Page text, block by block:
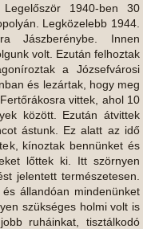
1940-ben 30
Legközelebb 1944.
Jászberénybe. Innen
volt. Ezután felhoztak
a Józsefvárosi
és lezártak, hogy meg
vittek, ahol 10
között. Ezután átvittek
ástunk. Ez alatt az idő
kínoztak bennünket és
lőttek ki. Itt szörnyen
jelentett természetesen.
állandóan mindenünket
szükséges holmi volt is
ruháinkat, tisztálkodó